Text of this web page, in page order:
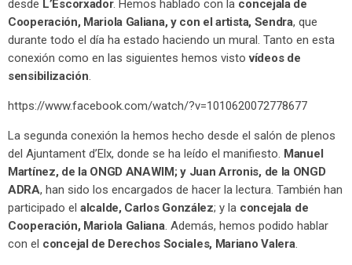
desde L’Escorxador. Hemos hablado con la concejala de
Cooperación, Mariola Galiana, y con el artista, Sendra, que
durante todo el día ha estado haciendo un mural. Tanto en esta
conexión como en las siguientes hemos vistovídeos de
sensibilización
https://www.facebook.com/watch/?v=1010620072778677
La segunda conexión la hemos hecho desde el salón de plenos
del Ajuntament d’Elx, donde se ha leído el manifiesto. Manuel
Martínez, de la ONGD ANAWIM; y Juan Arronis, de la ONGD
ADRA, han sido los encargados de hacer la lectura. También han
participado el alcalde, Carlos González; y la concejala de
Cooperación, Mariola Galiana. Además, hemos podido hablar
con el concejal de Derechos Sociales, Mariano Valera.